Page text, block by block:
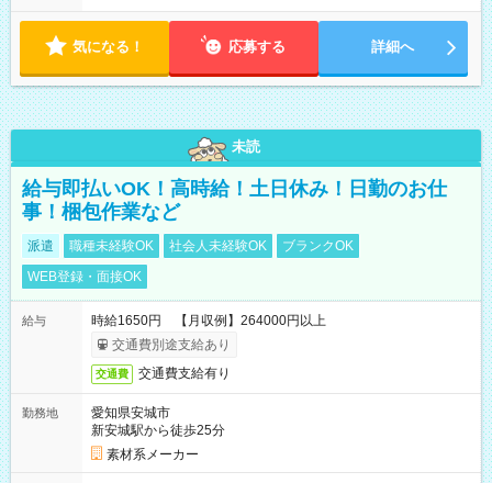
気になる！ 応募する 詳細へ
未読
給与即払いOK！高時給！土日休み！日勤のお仕
事！梱包作業など
派遣 職種未経験OK 社会人未経験OK
ブランクOK
WEB登録・面接OK
給与
時給1650円 【月収例】264000円以上
交通費別途支給あり
交通費 交通費支給有り
勤務地
愛知県安城市
新安城駅から徒歩25分
素材系メーカー